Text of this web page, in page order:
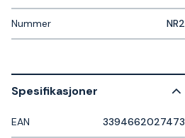
Nummer NR2
Spesifikasjoner
EAN 3394662027473